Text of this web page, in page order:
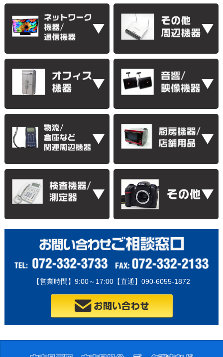
【営業時間】9:00～17:00【直通】090-6055-1872